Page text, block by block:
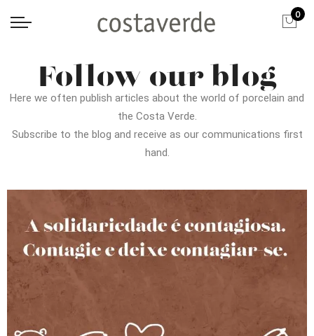
0
Follow our blog
Here we often publish articles about the world of porcelain and
the Costa Verde.
Subscribe to the blog and receive as our communications first
hand.